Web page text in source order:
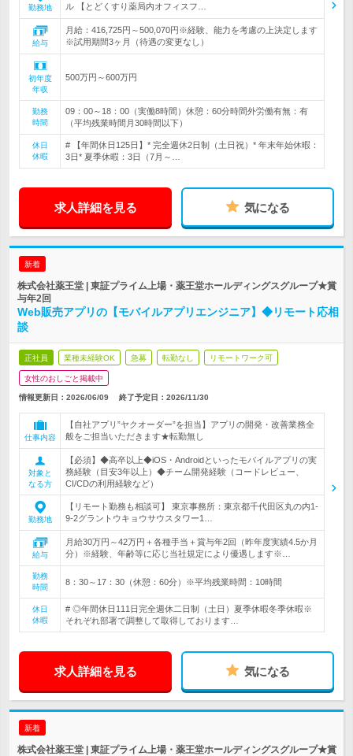
勤務地 ル 【とどくすり薬局内オフィスフ…
給与
月給：416,725円～500,070円※経験、能力を考慮の上決定します
※試用期間3ヶ月（待遇の変更なし）
初年度
年収
500万円～600万円
勤務
時間
09：00～18：00（実働8時間）休憩：60分時間外労働有無：有
（平均残業時間月30時間以下）
休日
休暇
# 【年間休日125日】* 完全週休2日制（土日祝）* 年末年始休暇：
3日* 夏季休暇：3日（7月～…
求人詳細を見る 気になる
新着
株式会社薬王堂 | 東証プライム上場・薬王堂ホールディングスグループ★賞
与年2回
Web販売アプリの【モバイルアプリエンジニア】◆リモート応相
談
正社員 業種未経験OK 急募 転勤なし リモートワーク可
女性のおしごと掲載中
情報更新日：2026/06/09 終了予定日： 2026/11/30
仕事内容
【自社アプリ”ヤクオーダー”を担当】アプリの開発・改善業務全
般をご担当いただきます★転勤無し
対象と
なる方
【必須】◆高卒以上◆iOS・Androidといったモバイルアプリの実
務経験（目安3年以上）◆チーム開発経験（コードレビュー、
CI/CDの利用経験など）
勤務地
【リモート勤務も相談可】 東京事務所：東京都千代田区丸の内1-
9-2グラントウキョウサウスタワー1…
給与
月給30万円～42万円＋各種手当＋賞与年2回（昨年度実績4.5か月
分）※経験、年齢等に応じ当社規定により優遇します※…
勤務
時間
8：30～17：30（休憩：60分）※平均残業時間：10時間
休日
休暇
# ◎年間休日111日完全週休二日制（土日）夏季休暇冬季休暇※
それぞれ部署で調整して取得しております…
求人詳細を見る 気になる
新着
株式会社薬王堂 | 東証プライム上場・薬王堂ホールディングスグループ★賞